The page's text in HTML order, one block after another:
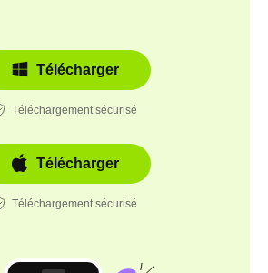
Télécharger
Téléchargement sécurisé
Télécharger
Téléchargement sécurisé